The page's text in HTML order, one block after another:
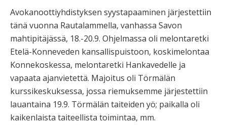
Avokanoottiyhdistyksen syystapaaminen järjestettiin
tänä vuonna Rautalammella, vanhassa Savon
mahtipitäjässä, 18.-20.9. Ohjelmassa oli melontaretki
Etelä-Konneveden kansallispuistoon, koskimelontaa
Konnekoskessa, melontaretki Hankavedelle ja
vapaata ajanvietettä. Majoitus oli Törmälän
kurssikeskuksessa, jossa riemuksemme järjestettiin
lauantaina 19.9. Törmälän taiteiden yö; paikalla oli
kaikenlaista taiteellista toimintaa, mm.